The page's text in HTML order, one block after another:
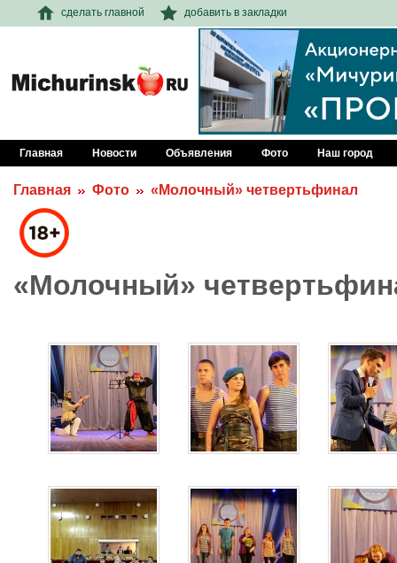
сделать главной добавить в закладки
Главная Новости Объявления Фото Наш город
Главная Фото «Молочный» четвертьфинал
«Молочный»